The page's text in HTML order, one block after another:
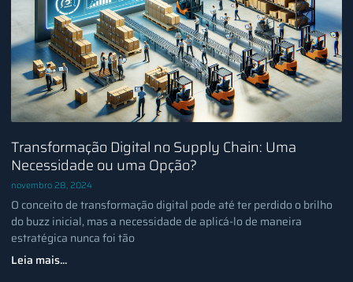
Transformação Digital no Supply Chain: Uma
Necessidade ou uma Opção?
novembro 28, 2024
O conceito de transformação digital pode até ter perdido o brilho
do buzz inicial, mas a necessidade de aplicá-lo de maneira
estratégica nunca foi tão
Leia mais...